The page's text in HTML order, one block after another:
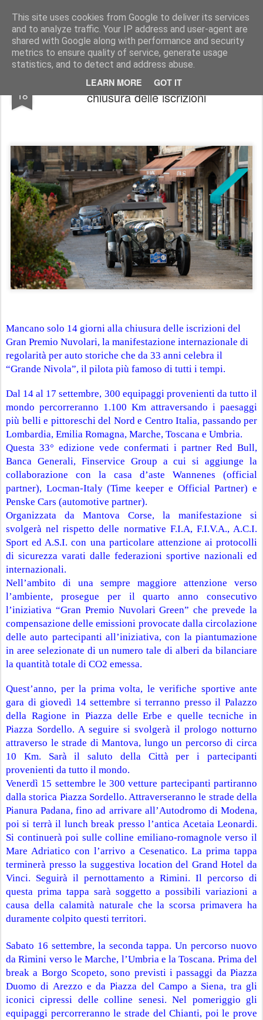
This site uses cookies from Google to deliver its services
and to analyze traffic. Your IP address and user-agent are
shared with Google along with performance and security
metrics to ensure quality of service, generate usage
statistics, and to detect and address abuse.
LEARN MORE GOT IT
AutoMotoCorse. Motorsport Random News 280912
18
Gran Premio Nuvolari: pochi giorni alla
chiusura delle iscrizioni
Mancano solo 14 giorni alla chiusura delle iscrizioni del
Gran Premio Nuvolari, la manifestazione internazionale di
regolarità per auto storiche che da 33 anni celebra il
“Grande Nivola”, il pilota più famoso di tutti i tempi.
Dal 14 al 17 settembre, 300 equipaggi provenienti da tutto il
mondo percorreranno 1.100 Km attraversando i paesaggi
più belli e pittoreschi del Nord e Centro Italia, passando per
Lombardia, Emilia Romagna, Marche, Toscana e Umbria.
Questa 33° edizione vede confermati i partner Red Bull,
Banca Generali, Finservice Group a cui si aggiunge la
collaborazione con la casa d’aste Wannenes (official
partner), Locman-Italy (Time keeper e Official Partner) e
Penske Cars (automotive partner).
Organizzata da Mantova Corse, la manifestazione si
svolgerà nel rispetto delle normative F.I.A, F.I.V.A., A.C.I.
Sport ed A.S.I. con una particolare attenzione ai protocolli
di sicurezza varati dalle federazioni sportive nazionali ed
internazionali.
Nell’ambito di una sempre maggiore attenzione verso
l’ambiente, prosegue per il quarto anno consecutivo
l’iniziativa “Gran Premio Nuvolari Green” che prevede la
compensazione delle emissioni provocate dalla circolazione
delle auto partecipanti all’iniziativa, con la piantumazione
in aree selezionate di un numero tale di alberi da bilanciare
la quantità totale di CO2 emessa.
Quest’anno, per la prima volta, le verifiche sportive ante
gara di giovedì 14 settembre si terranno presso il Palazzo
della Ragione in Piazza delle Erbe e quelle tecniche in
Piazza Sordello. A seguire si svolgerà il prologo notturno
attraverso le strade di Mantova, lungo un percorso di circa
10 Km. Sarà il saluto della Città per i partecipanti
provenienti da tutto il mondo.
Venerdì 15 settembre le 300 vetture partecipanti partiranno
dalla storica Piazza Sordello. Attraverseranno le strade della
Pianura Padana, fino ad arrivare all’Autodromo di Modena,
poi si terrà il lunch break presso l’antica Acetaia Leonardi.
Si continuerà poi sulle colline emiliano-romagnole verso il
Mare Adriatico con l’arrivo a Cesenatico. La prima tappa
terminerà presso la suggestiva location del Grand Hotel da
Vinci. Seguirà il pernottamento a Rimini. Il percorso di
questa prima tappa sarà soggetto a possibili variazioni a
causa della calamità naturale che la scorsa primavera ha
duramente colpito questi territori.
Sabato 16 settembre, la seconda tappa. Un percorso nuovo
da Rimini verso le Marche, l’Umbria e la Toscana. Prima del
break a Borgo Scopeto, sono previsti i passaggi da Piazza
Duomo di Arezzo e da Piazza del Campo a Siena, tra gli
iconici cipressi delle colline senesi. Nel pomeriggio gli
equipaggi percorreranno le strade del Chianti, poi le prove